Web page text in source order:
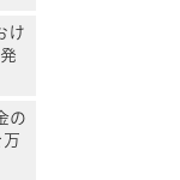
け
の